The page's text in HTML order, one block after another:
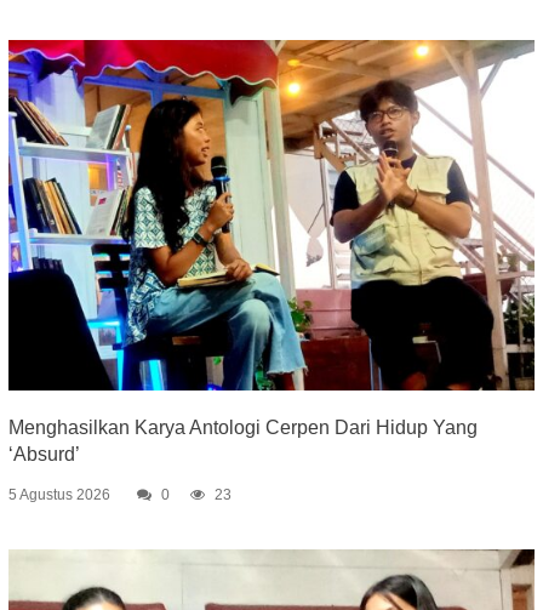
Menghasilkan Karya Antologi Cerpen Dari Hidup Yang
‘Absurd’
5 Agustus 2026 0 23